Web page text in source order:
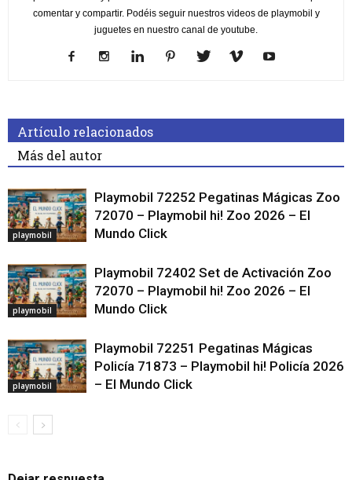
comentar y compartir. Podéis seguir nuestros videos de playmobil y
juguetes en nuestro canal de youtube.
Artículo relacionados
Más del autor
playmobil
Playmobil 72252 Pegatinas Mágicas Zoo
72070 – Playmobil hi! Zoo 2026 – El
Mundo Click
playmobil
Playmobil 72402 Set de Activación Zoo
72070 – Playmobil hi! Zoo 2026 – El
Mundo Click
playmobil
Playmobil 72251 Pegatinas Mágicas
Policía 71873 – Playmobil hi! Policía 2026
– El Mundo Click